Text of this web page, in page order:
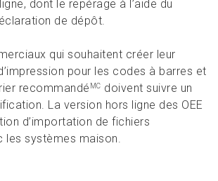
dont le repérage à l’aide du
de dépôt.
qui souhaitent créer leur
pour les codes à barres et
recommandé MC doivent suivre un
La version hors ligne des OEE
d’importation de fichiers
les systèmes maison.